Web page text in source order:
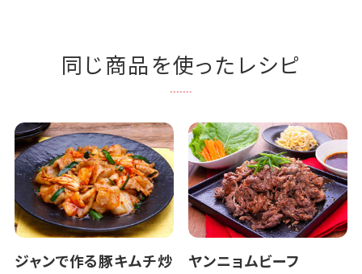
同じ商品を使ったレシピ
ジャンで作る豚キムチ炒
ヤンニョムビーフ